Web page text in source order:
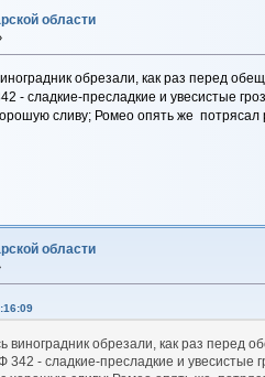
области
обрезали, как раз перед
- сладкие-пресладкие и увесистые
сливу; Ромео опять же
области
виноградник обрезали, как раз
- сладкие-пресладкие и увесистые